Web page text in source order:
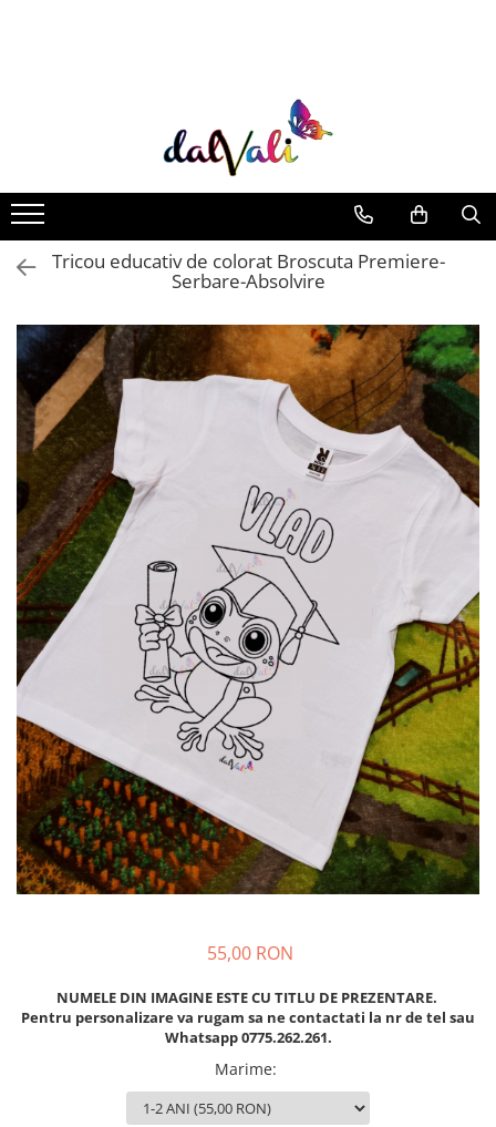
CARIOCI
Tricou educativ de colorat Broscuta Premiere-
Serbare-Absolvire
55,00 RON
NUMELE DIN IMAGINE ESTE CU TITLU DE PREZENTARE.
Pentru personalizare va rugam sa ne contactati la nr de tel sau
Whatsapp 0775.262.261.
Marime: